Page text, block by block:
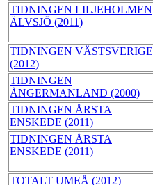
TIDNINGEN LILJEHOLMEN
ÄLVSJÖ (2011)
TIDNINGEN VÄSTSVERIGE
(2012)
TIDNINGEN
ÅNGERMANLAND (2000)
TIDNINGEN ÅRSTA
ENSKEDE (2011)
TIDNINGEN ÅRSTA
ENSKEDE (2011)
TOTALT UMEÅ (2012)